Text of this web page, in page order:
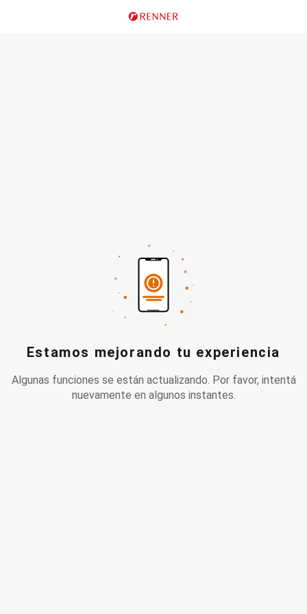
Estamos mejorando tu experiencia
Algunas funciones se están actualizando. Por favor, intentá
nuevamente en algunos instantes.